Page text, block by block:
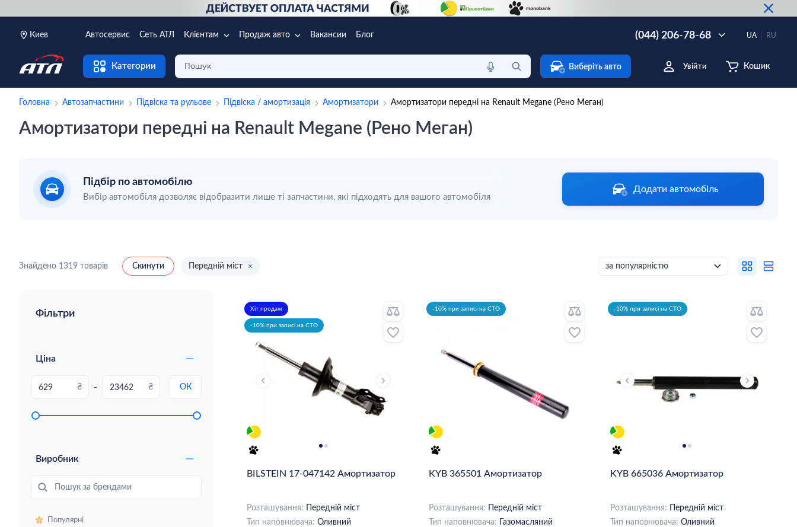
Киев Автосервис Сеть АТЛ Клієнтам Продаж авто Вакансии Блог (044) 206-78-68 UA RU
Категории Виберіть авто Увійти Кошик
Головна Автозапчастини Підвіска та рульове Підвіска / амортизація Амортизатори Амортизатори передні на Renault Megane (Рено Меган)
Амортизатори передні на Renault Megane (Рено Меган)
Підбір по автомобілю
Вибір автомобіля дозволяє відобразити лише ті запчастини, які підходять для вашого автомобіля
Додати автомобіль
Знайдено 1319 товарів Скинути Передній міст
Фільтри
Ціна
₴ - ₴ ОК
Виробник
Пошук за брендами
Популярні
Хіт продаж
-10% при записі на СТО
BILSTEIN 17-047142 Амортизатор
Розташування:
Передній міст
Тип наповнювача: Оливний
-10% при записі на СТО
KYB 365501 Амортизатор
Розташування:
Передній міст
Тип наповнювача:
Газомасляний
-10% при записі на СТО
KYB 665036 Амортизатор
Розташування:
Передній міст
Тип наповнювача: Оливний